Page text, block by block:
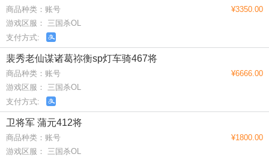
商品种类：账号
游戏区服： 三国杀OL
支付方式:
¥3350.00
裴秀老仙谋诸葛祢衡sp灯车骑467将
商品种类：账号
游戏区服： 三国杀OL
支付方式:
¥6666.00
卫将军 蒲元412将
商品种类：账号
游戏区服： 三国杀OL
¥1800.00